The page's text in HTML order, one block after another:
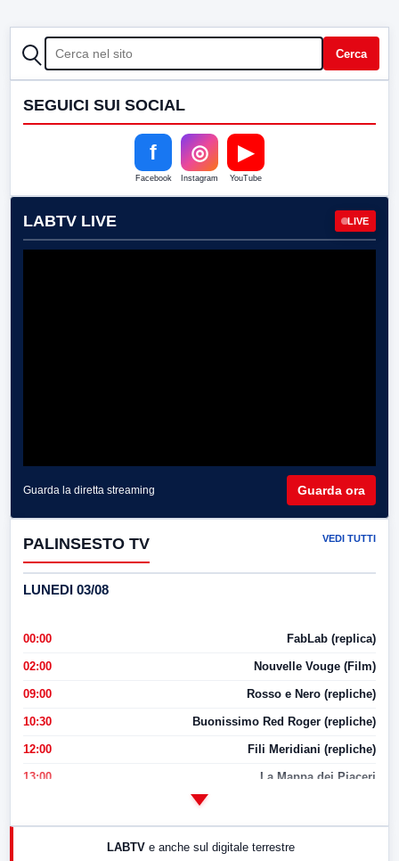
CERCA Cerca
SEGUICI SUI SOCIAL
f
Facebook
◎
Instagram
▶
YouTube
LABTV LIVE LIVE
Guarda la diretta streaming Guarda ora
PALINSESTO TV VEDI TUTTI
LUNEDI 03/08
00:00 FabLab (replica)
02:00 Nouvelle Vouge (Film)
09:00 Rosso e Nero (repliche)
10:30 Buonissimo Red Roger (repliche)
12:00 Fili Meridiani (repliche)
13:00 La Mappa dei Piaceri
LABTV e anche sul digitale terrestre